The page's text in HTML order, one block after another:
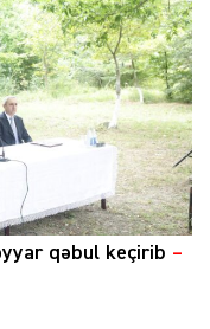
qəbul keçirib –